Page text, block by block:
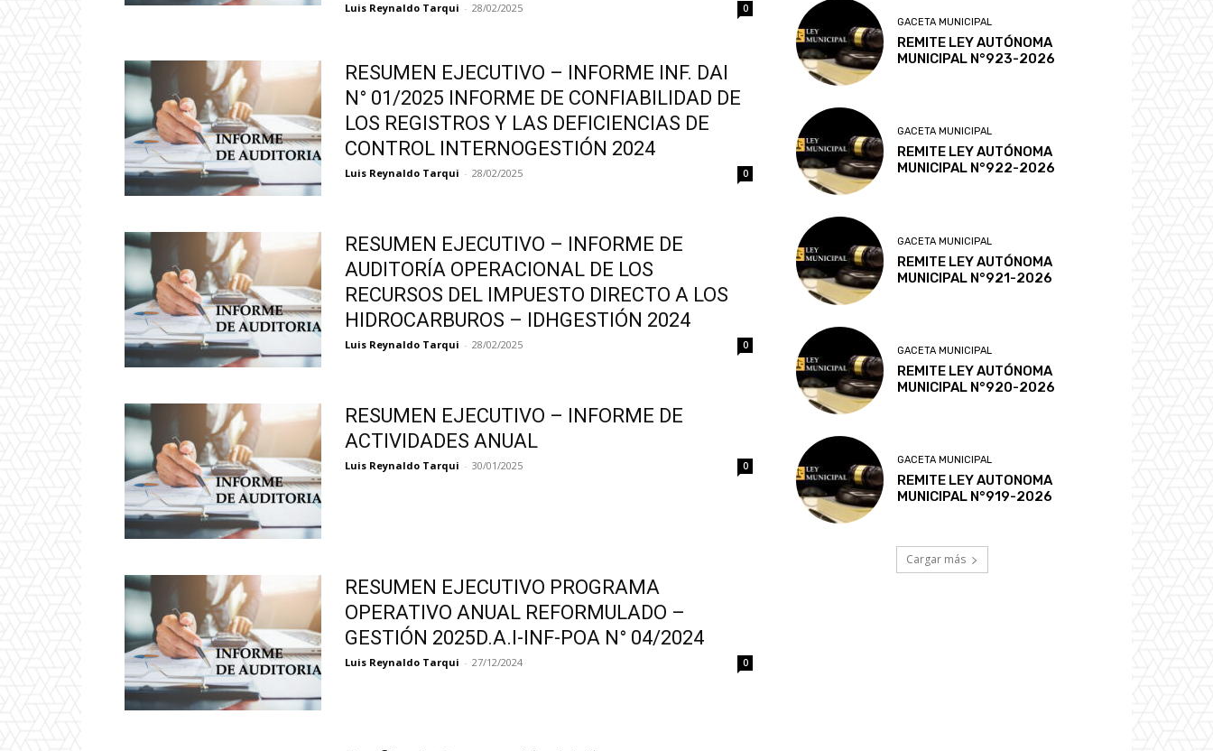
Luis Reynaldo Tarqui - 28/02/2025 0
RESUMEN EJECUTIVO – INFORME INF. DAI
N° 01/2025 INFORME DE CONFIABILIDAD DE
LOS REGISTROS Y LAS DEFICIENCIAS DE
CONTROL INTERNOGESTIÓN 2024
Luis Reynaldo Tarqui - 28/02/2025 0
RESUMEN EJECUTIVO – INFORME DE
AUDITORÍA OPERACIONAL DE LOS
RECURSOS DEL IMPUESTO DIRECTO A LOS
HIDROCARBUROS – IDHGESTIÓN 2024
Luis Reynaldo Tarqui - 28/02/2025 0
RESUMEN EJECUTIVO – INFORME DE
ACTIVIDADES ANUAL
Luis Reynaldo Tarqui - 30/01/2025 0
RESUMEN EJECUTIVO PROGRAMA
OPERATIVO ANUAL REFORMULADO –
GESTIÓN 2025D.A.I-INF-POA N° 04/2024
Luis Reynaldo Tarqui - 27/12/2024 0
GACETA MUNICIPAL
REMITE LEY AUTÓNOMA
MUNICIPAL N°923-2026
GACETA MUNICIPAL
REMITE LEY AUTÓNOMA
MUNICIPAL N°922-2026
GACETA MUNICIPAL
REMITE LEY AUTÓNOMA
MUNICIPAL N°921-2026
GACETA MUNICIPAL
REMITE LEY AUTÓNOMA
MUNICIPAL N°920-2026
GACETA MUNICIPAL
REMITE LEY AUTONOMA
MUNICIPAL N°919-2026
Cargar más